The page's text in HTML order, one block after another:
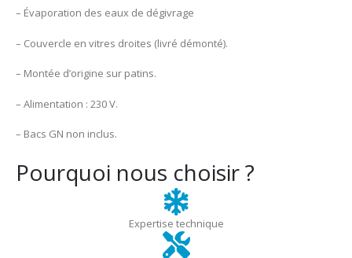
– Évaporation des eaux de dégivrage
– Couvercle en vitres droites (livré démonté).
– Montée d’origine sur patins.
– Alimentation : 230 V.
– Bacs GN non inclus.
Pourquoi nous choisir ?
Expertise technique